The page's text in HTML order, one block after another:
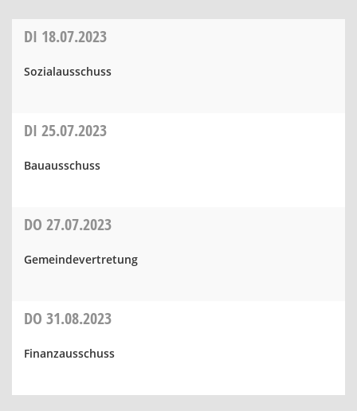
DI 18.07.2023
Sozialausschuss
DI 25.07.2023
Bauausschuss
DO 27.07.2023
Gemeindevertretung
DO 31.08.2023
Finanzausschuss